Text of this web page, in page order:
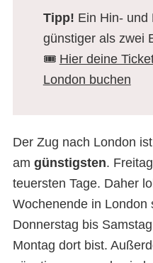
Tipp! Ein Hin- und
günstiger als zwei
🎟️ Hier deine
London buchen
Der Zug nach London
am günstigsten.
teuersten Tage. Daher
Wochenende in London
Donnerstag bis
Montag dort bist.